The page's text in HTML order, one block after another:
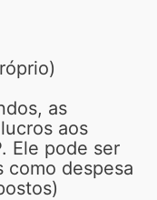
as
aos
Ele pode ser
como despesa